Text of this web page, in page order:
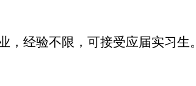
经验不限，可接受应届实习生。